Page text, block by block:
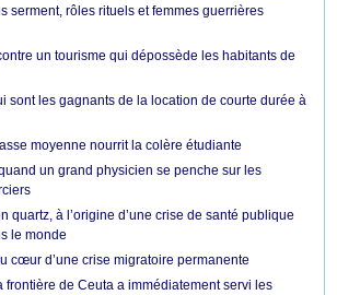
serment, rôles rituels et femmes guerrières
un tourisme qui dépossède les habitants de
sont les gagnants de la location de courte durée à
moyenne nourrit la colère étudiante
un grand physicien se penche sur les
quartz, à l’origine d’une crise de santé publique
le monde
cœur d’une crise migratoire permanente
frontière de Ceuta a immédiatement servi les